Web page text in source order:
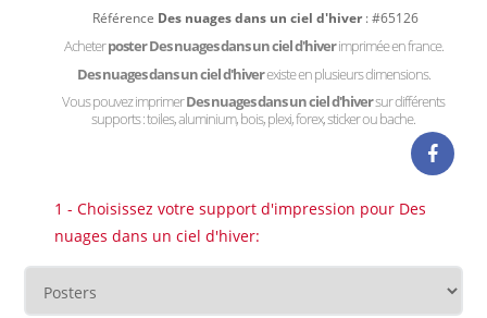
Référence Des nuages dans un ciel d'hiver: #65126
Acheterposter Des nuages dans un ciel d'hiverimprimée en france.
Des nuages dans un ciel d'hiverexiste en plusieurs dimensions.
Vous pouvez imprimerDes nuages dans un ciel d'hiversur différents
supports : toiles, aluminium, bois, plexi, forex, sticker ou bache.
1 - Choisissez votre support d'impression pour Des
nuages dans un ciel d'hiver: